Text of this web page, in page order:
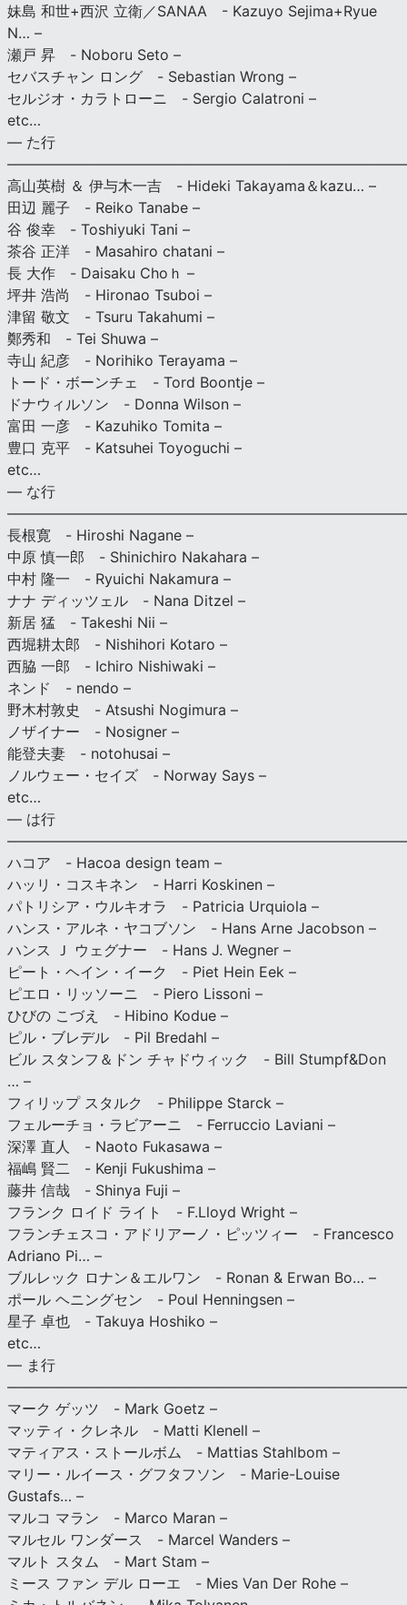
妹島 和世+西沢 立衛／SANAA - Kazuyo Sejima+Ryue
N… –
瀬戸 昇 - Noboru Seto –
セバスチャン ロング - Sebastian Wrong –
セルジオ・カラトローニ - Sergio Calatroni –
etc…
— た行
高山英樹 ＆ 伊与木一吉 - Hideki Takayama＆kazu… –
田辺 麗子 - Reiko Tanabe –
谷 俊幸 - Toshiyuki Tani –
茶谷 正洋 - Masahiro chatani –
長 大作 - Daisaku Choｈ –
坪井 浩尚 - Hironao Tsuboi –
津留 敬文 - Tsuru Takahumi –
鄭秀和 - Tei Shuwa –
寺山 紀彦 - Norihiko Terayama –
トード・ボーンチェ - Tord Boontje –
ドナウィルソン - Donna Wilson –
富田 一彦 - Kazuhiko Tomita –
豊口 克平 - Katsuhei Toyoguchi –
etc…
— な行
長根寛 - Hiroshi Nagane –
中原 慎一郎 - Shinichiro Nakahara –
中村 隆一 - Ryuichi Nakamura –
ナナ ディッツェル - Nana Ditzel –
新居 猛 - Takeshi Nii –
西堀耕太郎 - Nishihori Kotaro –
西脇 一郎 - Ichiro Nishiwaki –
ネンド - nendo –
野木村敦史 - Atsushi Nogimura –
ノザイナー - Nosigner –
能登夫妻 - notohusai –
ノルウェー・セイズ - Norway Says –
etc…
— は行
ハコア - Hacoa design team –
ハッリ・コスキネン - Harri Koskinen –
パトリシア・ウルキオラ - Patricia Urquiola –
ハンス・アルネ・ヤコブソン - Hans Arne Jacobson –
ハンス Ｊ ウェグナー - Hans J. Wegner –
ピート・ヘイン・イーク - Piet Hein Eek –
ピエロ・リッソーニ - Piero Lissoni –
ひびの こづえ - Hibino Kodue –
ピル・ブレデル - Pil Bredahl –
ビル スタンフ＆ドン チャドウィック - Bill Stumpf&Don
… –
フィリップ スタルク - Philippe Starck –
フェルーチョ・ラビアーニ - Ferruccio Laviani –
深澤 直人 - Naoto Fukasawa –
福嶋 賢二 - Kenji Fukushima –
藤井 信哉 - Shinya Fuji –
フランク ロイド ライト - F.Lloyd Wright –
フランチェスコ・アドリアーノ・ピッツィー - Francesco
Adriano Pi… –
ブルレック ロナン＆エルワン - Ronan & Erwan Bo… –
ポール ヘニングセン - Poul Henningsen –
星子 卓也 - Takuya Hoshiko –
etc…
— ま行
マーク ゲッツ - Mark Goetz –
マッティ・クレネル - Matti Klenell –
マティアス・ストールボム - Mattias Stahlbom –
マリー・ルイース・グフタフソン - Marie-Louise
Gustafs… –
マルコ マラン - Marco Maran –
マルセル ワンダース - Marcel Wanders –
マルト スタム - Mart Stam –
ミース ファン デル ローエ - Mies Van Der Rohe –